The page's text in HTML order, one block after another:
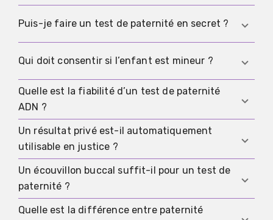
En principe oui, mais les conditions exactes
Dans la plupart des endroits, le consentement et
essentiels.
Puis-je faire un test de paternité en secret ?
Ce n’est presque jamais la bonne voie, car des
immédiatement des doutes sur le consentement,
l’origine de l’échantillon et son utilité ultérieure.
Qui doit consentir si l’enfant est mineur ?
Il faut le vérifier avec soin dans le cas concret
avant le test, car toute personne impliquée ne
peut pas forcément consentir seule de manière
valable.
Quelle est la fiabilité d’un test de paternité
ADN ?
S’il est correctement réalisé, la paternité peut
être exclue de façon très fiable ou étayée avec
une probabilité très élevée, mais l’attribution sûre
de l’échantillon reste essentielle.
Un résultat privé est-il automatiquement
utilisable en justice ?
Pas automatiquement, car dans les situations
juridiquement sensibles, l’identité documentée
des personnes et la chaîne de conservation sont
Un écouvillon buccal suffit-il pour un test de
paternité ?
Pour beaucoup de tests après la naissance,
Quelle est la différence entre paternité